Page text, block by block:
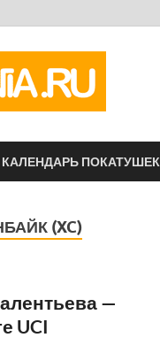
КАЛЕНДАРЬ ПОКАТУШЕК
(XC)
—
UCI